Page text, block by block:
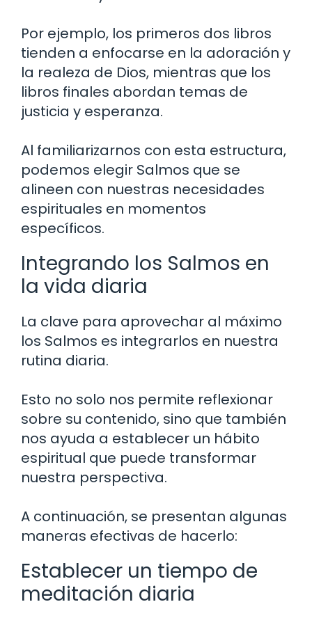
Por ejemplo, los primeros dos libros
tienden a enfocarse en la adoración y
la realeza de Dios, mientras que los
libros finales abordan temas de
justicia y esperanza.
Al familiarizarnos con esta estructura,
podemos elegir Salmos que se
alineen con nuestras necesidades
espirituales en momentos
específicos.
Integrando los Salmos en
la vida diaria
La clave para aprovechar al máximo
los Salmos es integrarlos en nuestra
rutina diaria.
Esto no solo nos permite reflexionar
sobre su contenido, sino que también
nos ayuda a establecer un hábito
espiritual que puede transformar
nuestra perspectiva.
A continuación, se presentan algunas
maneras efectivas de hacerlo:
Establecer un tiempo de
meditación diaria